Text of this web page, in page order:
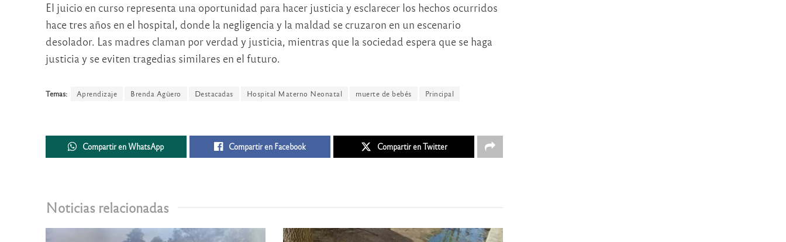
El juicio en curso representa una oportunidad para hacer justicia y esclarecer los hechos ocurridos
hace tres años en el hospital, donde la negligencia y la maldad se cruzaron en un escenario
desolador. Las madres claman por verdad y justicia, mientras que la sociedad espera que se haga
justicia y se eviten tragedias similares en el futuro.
Temas: Aprendizaje Brenda Agüero Destacadas Hospital Materno Neonatal muerte de bebés Principal
Compartir en WhatsApp Compartir en Facebook Compartir en Twitter
Noticias relacionadas